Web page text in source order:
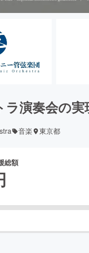
演奏会の
音楽 東京都
総額